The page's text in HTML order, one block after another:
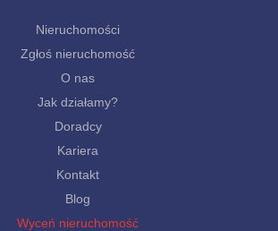
Nieruchomości
Zgłoś nieruchomość
O nas
Jak działamy?
Doradcy
Kariera
Kontakt
Blog
Wyceń nieruchomość